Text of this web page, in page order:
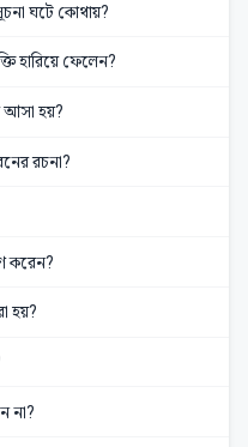
ঘটে কোথায়?
হারিয়ে ফেলেন?
আসা হয়?
রচনা?
করেন?
হয়?
না?